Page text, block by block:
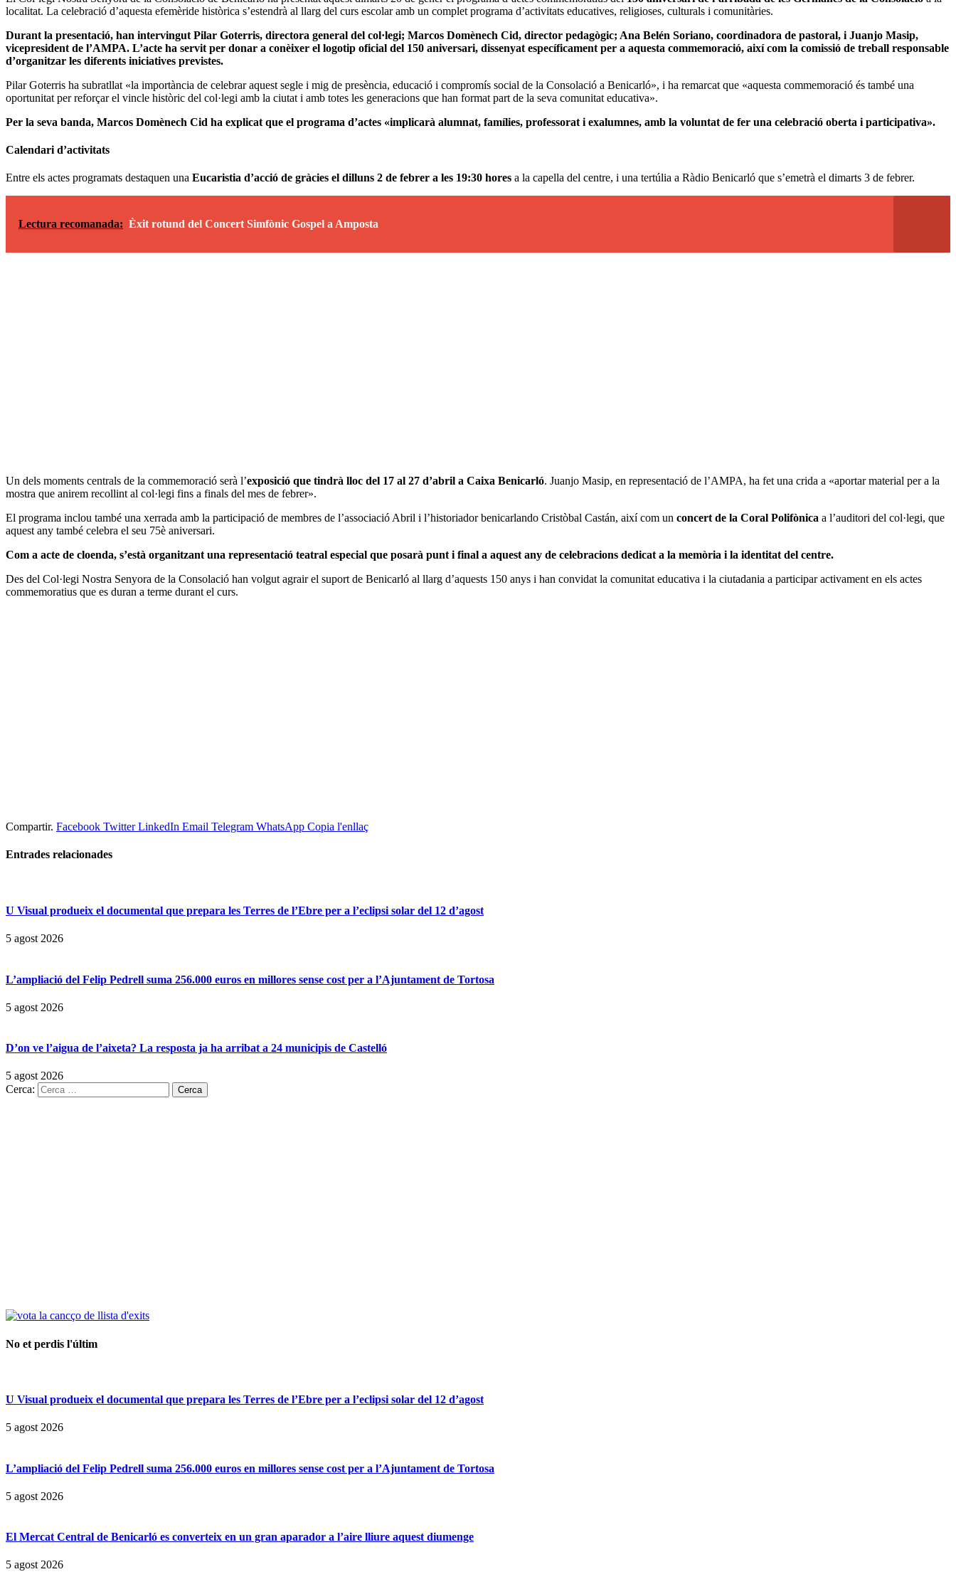
localitat. La celebració d’aquesta efemèride històrica s’estendrà al llarg del curs escolar amb un complet programa d’activitats educatives, religioses, culturals i comunitàries.
Durant la presentació, han intervingut Pilar Goterris, directora general del col·legi; Marcos Domènech Cid, director pedagògic; Ana Belén Soriano, coordinadora de pastoral, i Juanjo Masip,
vicepresident de l’AMPA. L’acte ha servit per donar a conèixer el logotip oficial del 150 aniversari, dissenyat específicament per a aquesta commemoració, així com la comissió de treball responsable
d’organitzar les diferents iniciatives previstes.
Pilar Goterris ha subratllat «la importància de celebrar aquest segle i mig de presència, educació i compromís social de la Consolació a Benicarló», i ha remarcat que «aquesta commemoració és també una
oportunitat per reforçar el vincle històric del col·legi amb la ciutat i amb totes les generacions que han format part de la seva comunitat educativa».
Per la seva banda, Marcos Domènech Cid ha explicat que el programa d’actes «implicarà alumnat, famílies, professorat i exalumnes, amb la voluntat de fer una celebració oberta i participativa».
Calendari d’activitats
Entre els actes programats destaquen una Eucaristia d’acció de gràcies el dilluns 2 de febrer a les 19:30 hores a la capella del centre, i una tertúlia a Ràdio Benicarló que s’emetrà el dimarts 3 de febrer.
Lectura recomanada: Èxit rotund del Concert Simfònic Gospel a Amposta
Un dels moments centrals de la commemoració serà l’exposició que tindrà lloc del 17 al 27 d’abril a Caixa Benicarló. Juanjo Masip, en representació de l’AMPA, ha fet una crida a «aportar material per a la
mostra que anirem recollint al col·legi fins a finals del mes de febrer».
El programa inclou també una xerrada amb la participació de membres de l’associació Abril i l’historiador benicarlando Cristòbal Castán, així com un concert de la Coral Polifònica a l’auditori del col·legi, que
aquest any també celebra el seu 75è aniversari.
Com a acte de cloenda, s’està organitzant una representació teatral especial que posarà punt i final a aquest any de celebracions dedicat a la memòria i la identitat del centre.
Des del Col·legi Nostra Senyora de la Consolació han volgut agrair el suport de Benicarló al llarg d’aquests 150 anys i han convidat la comunitat educativa i la ciutadania a participar activament en els actes
commemoratius que es duran a terme durant el curs.
Compartir. Facebook Twitter LinkedIn Email Telegram WhatsApp Copia l'enllaç
Entrades relacionades
U Visual produeix el documental que prepara les Terres de l’Ebre per a l’eclipsi solar del 12 d’agost
5 agost 2026
L’ampliació del Felip Pedrell suma 256.000 euros en millores sense cost per a l’Ajuntament de Tortosa
5 agost 2026
D’on ve l’aigua de l’aixeta? La resposta ja ha arribat a 24 municipis de Castelló
5 agost 2026
Cerca:
No et perdis l'últim
U Visual produeix el documental que prepara les Terres de l’Ebre per a l’eclipsi solar del 12 d’agost
5 agost 2026
L’ampliació del Felip Pedrell suma 256.000 euros en millores sense cost per a l’Ajuntament de Tortosa
5 agost 2026
El Mercat Central de Benicarló es converteix en un gran aparador a l’aire lliure aquest diumenge
5 agost 2026